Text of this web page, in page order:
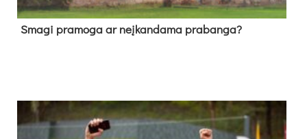
Sma­gi pra­mo­ga ar neį­kan­da­ma pra­ban­ga?